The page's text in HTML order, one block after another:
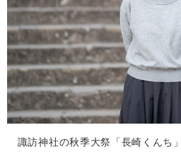
諏訪神社の秋季大祭「長崎くんち